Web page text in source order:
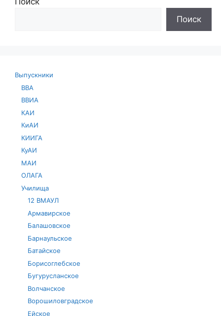
Поиск
Выпускники
ВВА
ВВИА
КАИ
КиАИ
КИИГА
КуАИ
МАИ
ОЛАГА
Училища
12 ВМАУЛ
Армавирское
Балашовское
Барнаульское
Батайское
Борисоглебское
Бугурусланское
Волчанское
Ворошиловградское
Ейское